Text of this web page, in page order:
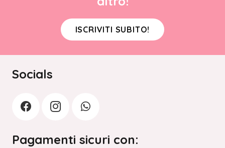
ISCRIVITI SUBITO!
Socials
Pagamenti sicuri con: